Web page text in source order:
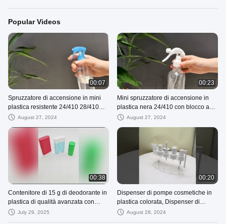
Popular Videos
00:07
Spruzzatore di accensione in mini
plastica resistente 24/410 28/410
con attacco a tubo
August 27, 2024
00:23
Mini spruzzatore di accensione in
plastica nera 24/410 con blocco a
bottone nero o bianco
August 27, 2024
00:38
Contenitore di 15 g di deodorante in
plastica di qualità avanzata con
supporto di riempimento in fondo
July 29, 2025
00:20
Dispenser di pompe cosmetiche in
plastica colorata, Dispenser di
polvere cosmetica a chiusura liscia
August 28, 2024